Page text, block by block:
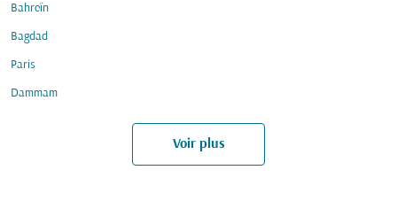
Bahreïn
Bagdad
Paris
Dammam
Voir plus